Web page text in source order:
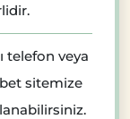
telefon veya
sitemize